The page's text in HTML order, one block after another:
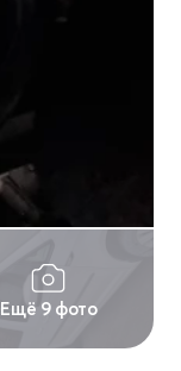
Ещё 9 фото